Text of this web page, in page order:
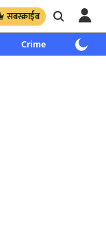
सबस्क्राईब
Crime साप्ताहिक